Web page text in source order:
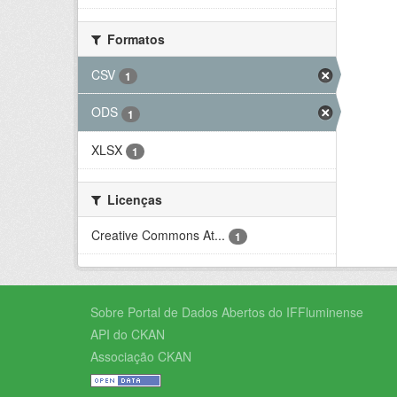
Formatos
CSV
1
ODS 1
XLSX 1
Licenças
Creative Commons At...
1
Sobre Portal de Dados Abertos do IFFluminense
API do CKAN
Associação CKAN